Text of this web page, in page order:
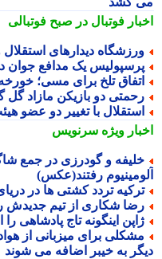
فوتبال در صبح فوتبالی
دیدارهای استقلال
یک مدافع جوان
تلخ برای مسی؛ خورخه
دو بازیکن مازاد گل گهر
با تغییر دو عضو
ویژهسرنویس
رفتند(عکس)
تردد کشتی ها در دریای
شکاری از تیم جدیدش
اینگونه تاج پادشاهی را از
برای میزبانی از
به خیبر اضافه می شوند